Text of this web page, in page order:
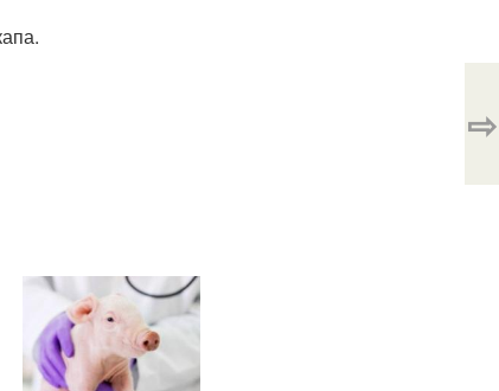
⇨